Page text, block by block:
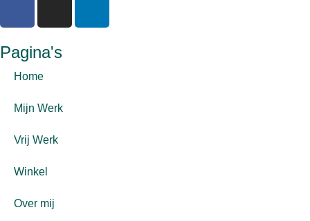
Pagina's
Home
Mijn Werk
Vrij Werk
Winkel
Over mij